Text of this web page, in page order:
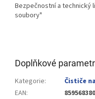
Bezpečnostní a technický
soubory"
Doplňkové
Kategorie:
Čističe
EAN: